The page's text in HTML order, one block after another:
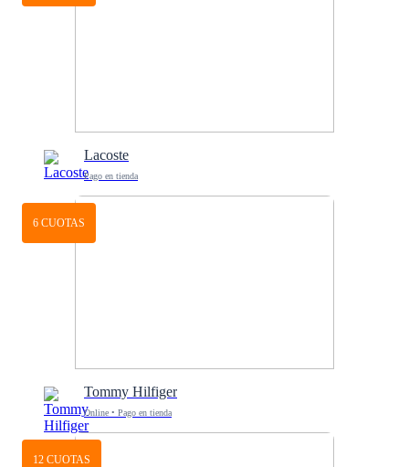
Lacoste
Pago en tienda
6 CUOTAS
Tommy Hilfiger
Online • Pago en tienda
12 CUOTAS